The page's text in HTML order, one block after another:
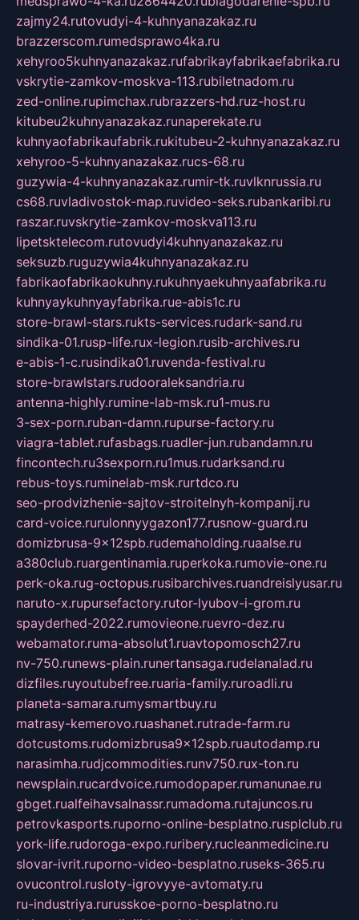
zajmy24.rutovudyi-4-kuhnyanazakaz.ru
brazzerscom.rumedsprawo4ka.ru
xehyroo5kuhnyanazakaz.rufabrikayfabrikaefabrika.ru
vskrytie-zamkov-moskva-113.rubiletnadom.ru
zed-online.rupimchax.rubrazzers-hd.ruz-host.ru
kitubeu2kuhnyanazakaz.runaperekate.ru
kuhnyaofabrikaufabrik.rukitubeu-2-kuhnyanazakaz.ru
xehyroo-5-kuhnyanazakaz.rucs-68.ru
guzywia-4-kuhnyanazakaz.rumir-tk.ruvlknrussia.ru
cs68.ruvladivostok-map.ruvideo-seks.rubankaribi.ru
raszar.ruvskrytie-zamkov-moskva113.ru
lipetsktelecom.rutovudyi4kuhnyanazakaz.ru
seksuzb.ruguzywia4kuhnyanazakaz.ru
fabrikaofabrikaokuhny.rukuhnyaekuhnyaafabrika.ru
kuhnyaykuhnyayfabrika.rue-abis1c.ru
store-brawl-stars.rukts-services.rudark-sand.ru
sindika-01.rusp-life.rux-legion.rusib-archives.ru
e-abis-1-c.rusindika01.ruvenda-festival.ru
store-brawlstars.rudooraleksandria.ru
antenna-highly.rumine-lab-msk.ru1-mus.ru
3-sex-porn.ruban-damn.rupurse-factory.ru
viagra-tablet.rufasbags.ruadler-jun.rubandamn.ru
fincontech.ru3sexporn.ru1mus.rudarksand.ru
rebus-toys.ruminelab-msk.rurtdco.ru
seo-prodvizhenie-sajtov-stroitelnyh-kompanij.ru
card-voice.rurulonnyygazon177.rusnow-guard.ru
domizbrusa-9x12spb.rudemaholding.ruaalse.ru
a380club.ruargentinamia.ruperkoka.rumovie-one.ru
perk-oka.rug-octopus.rusibarchives.ruandreislyusar.ru
naruto-x.rupursefactory.rutor-lyubov-i-grom.ru
spayderhed-2022.rumovieone.ruevro-dez.ru
webamator.ruma-absolut1.ruavtopomosch27.ru
nv-750.runews-plain.runertansaga.rudelanalad.ru
dizfiles.ruyoutubefree.ruaria-family.ruroadli.ru
planeta-samara.rumysmartbuy.ru
matrasy-kemerovo.ruashanet.rutrade-farm.ru
dotcustoms.rudomizbrusa9x12spb.ruautodamp.ru
narasimha.rudjcommodities.runv750.rux-ton.ru
newsplain.rucardvoice.rumodopaper.rumanunae.ru
gbget.rualfeihavsalnassr.rumadoma.rutajuncos.ru
petrovkasports.ruporno-online-besplatno.rusplclub.ru
york-life.rudoroga-expo.ruribery.rucleanmedicine.ru
slovar-ivrit.ruporno-video-besplatno.ruseks-365.ru
ovucontrol.rusloty-igrovyye-avtomaty.ru
ru-industriya.rurusskoe-porno-besplatno.ru